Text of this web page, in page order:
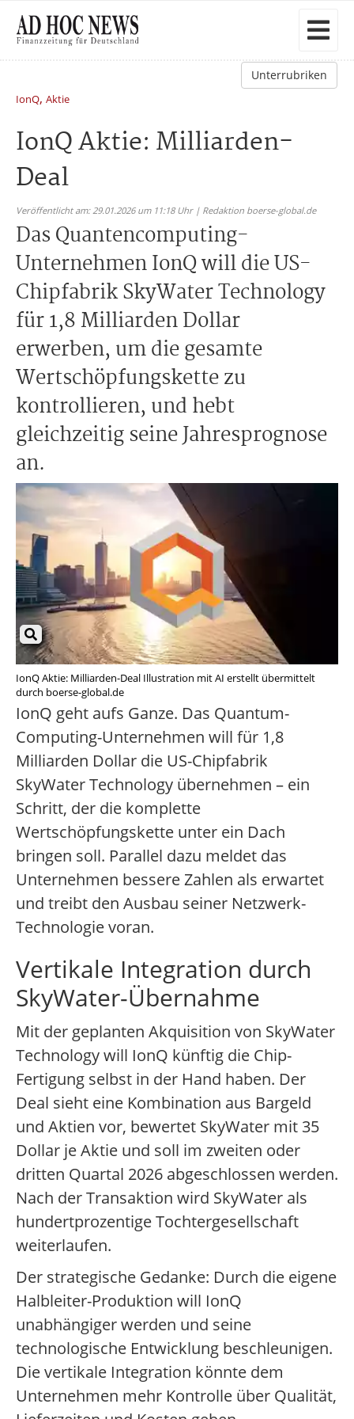
Unterrubriken
IonQ, Aktie
IonQ Aktie: Milliarden-
Deal
Veröffentlicht am: 29.01.2026 um 11:18 Uhr | Redaktion boerse-global.de
Das Quantencomputing-
Unternehmen IonQ will die US-
Chipfabrik SkyWater Technology
für 1,8 Milliarden Dollar
erwerben, um die gesamte
Wertschöpfungskette zu
kontrollieren, und hebt
gleichzeitig seine Jahresprognose
an.
IonQ Aktie: Milliarden-Deal Illustration mit AI erstellt übermittelt
durch boerse-global.de
IonQ geht aufs Ganze. Das Quantum-
Computing-Unternehmen will für 1,8
Milliarden Dollar die US-Chipfabrik
SkyWater Technology übernehmen – ein
Schritt, der die komplette
Wertschöpfungskette unter ein Dach
bringen soll. Parallel dazu meldet das
Unternehmen bessere Zahlen als erwartet
und treibt den Ausbau seiner Netzwerk-
Technologie voran.
Vertikale Integration durch
SkyWater-Übernahme
Mit der geplanten Akquisition von SkyWater
Technology will IonQ künftig die Chip-
Fertigung selbst in der Hand haben. Der
Deal sieht eine Kombination aus Bargeld
und Aktien vor, bewertet SkyWater mit 35
Dollar je Aktie und soll im zweiten oder
dritten Quartal 2026 abgeschlossen werden.
Nach der Transaktion wird SkyWater als
hundertprozentige Tochtergesellschaft
weiterlaufen.
Der strategische Gedanke: Durch die eigene
Halbleiter-Produktion will IonQ
unabhängiger werden und seine
technologische Entwicklung beschleunigen.
Die vertikale Integration könnte dem
Unternehmen mehr Kontrolle über Qualität,